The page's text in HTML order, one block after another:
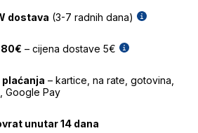
dostava (3-7 radnih dana)
80€ – cijena dostave 5€
– kartice, na rate, gotovina,
Google Pay
unutar 14 dana